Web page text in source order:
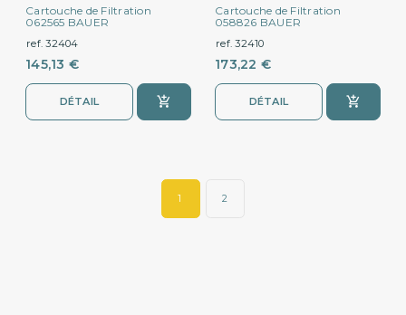
Cartouche de Filtration
062565 BAUER
ref. 32404
145,13 €
DÉTAIL
Cartouche de Filtration
058826 BAUER
ref. 32410
173,22 €
DÉTAIL
1 2